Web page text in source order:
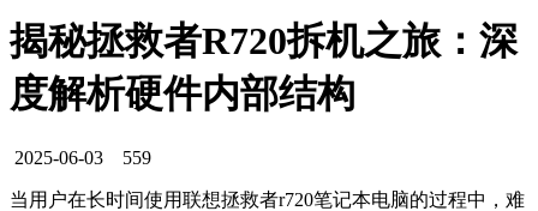
揭秘拯救者R720拆机之旅：深
度解析硬件内部结构
2025-06-03 559
当用户在长时间使用联想拯救者r720笔记本电脑的过程中，难